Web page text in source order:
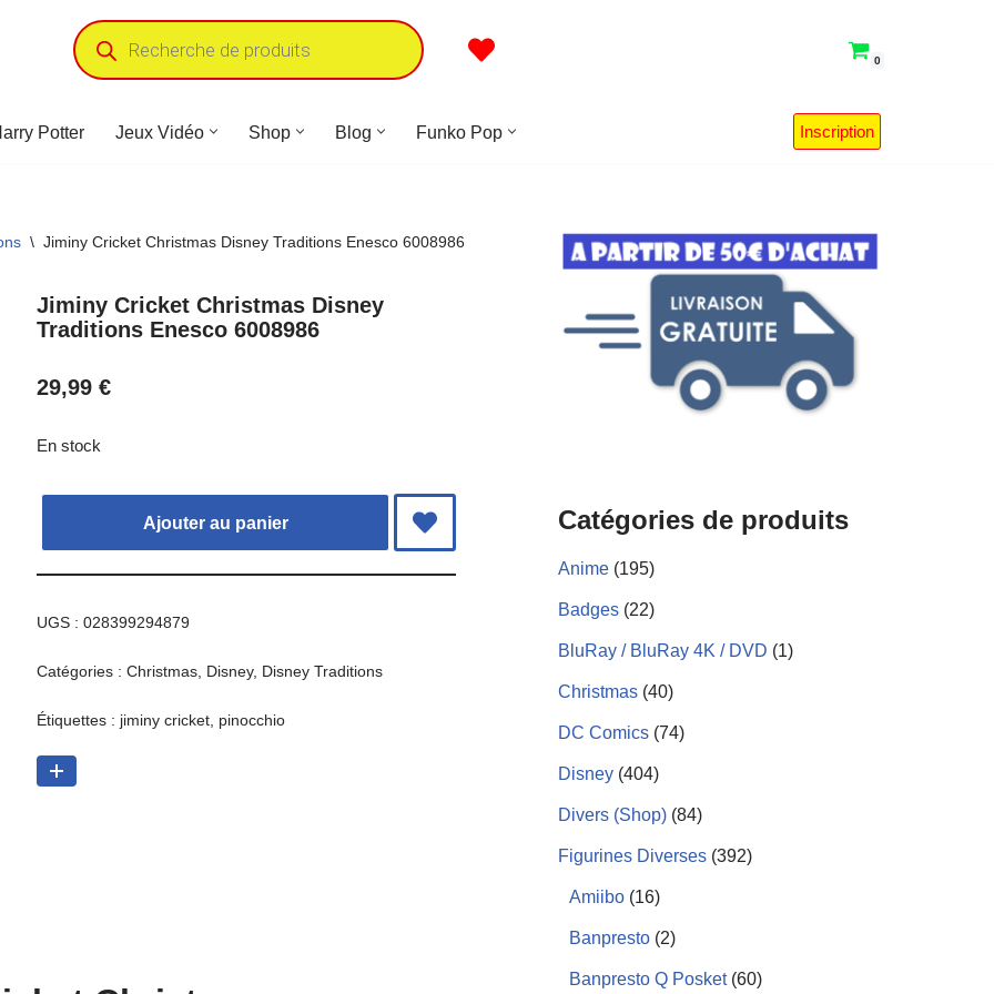
0
Potter Jeux Vidéo Shop Blog Funko Pop Inscription
\ Jiminy Cricket Christmas Disney Traditions Enesco 6008986
Jiminy Cricket Christmas Disney
Traditions Enesco 6008986
29,99 €
En stock
Ajouter au panier
UGS : 028399294879
Catégories : Christmas, Disney, Disney Traditions
Étiquettes : jiminy cricket, pinocchio
Catégories de produits
Anime (195)
Badges (22)
BluRay / BluRay 4K / DVD (1)
Christmas (40)
DC Comics (74)
Disney (404)
Divers (Shop) (84)
Figurines Diverses (392)
Amiibo (16)
Banpresto (2)
Banpresto Q Posket (60)